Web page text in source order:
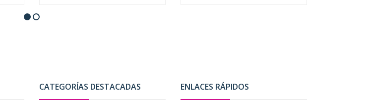
CATEGORÍAS DESTACADAS ENLACES RÁPIDOS